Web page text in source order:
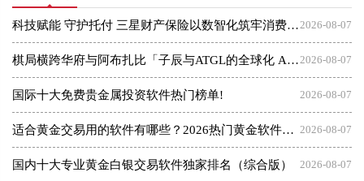
2026-08-07
科技赋能 守护托付 三星财产保险以数智化筑牢消费者权益保护屏障
2026-08-07
棋局横跨华府与阿布扎比「子辰与ATGL的全球化 AI 资本突围战」
2026-08-07
国际十大免费贵金属投资软件热门榜单!
2026-08-07
适合黄金交易用的软件有哪些？2026热门黄金软件速览！
2026-08-07
国内十大专业黄金白银交易软件独家排名（综合版）